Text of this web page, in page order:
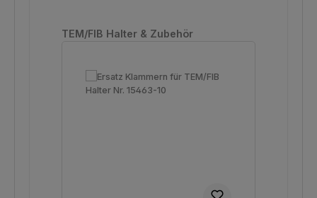
Produktgalerie überspringen
TEM/FIB Halter & Zubehör